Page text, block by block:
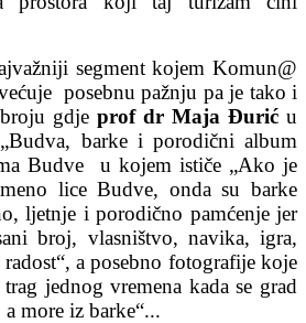
segment kojem Komun@
posebnu pažnju pa je tako i
gdje prof dr Maja Đurić u
barke i porodični album
Budve u kojem ističe „Ako je
lice Budve, onda su barke
ljetnje i porodično pamćenje jer
broj, vlasništvo, navika, igra,
a posebno fotografije koje
jednog vremena kada se grad
more iz barke“...